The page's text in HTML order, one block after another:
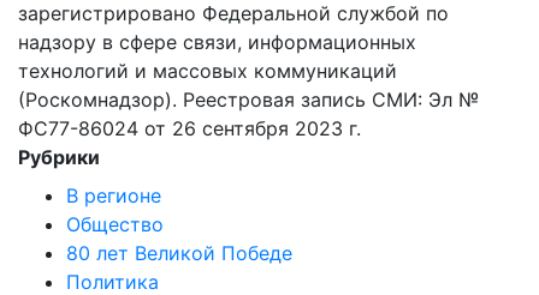
зарегистрировано Федеральной службой по
надзору в сфере связи, информационных
технологий и массовых коммуникаций
(Роскомнадзор). Реестровая запись СМИ: Эл №
ФС77-86024 от 26 сентября 2023 г.
Рубрики
В регионе
Общество
80 лет Великой Победе
Политика